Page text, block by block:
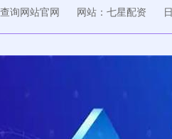
询网站官网 网站：七星配资